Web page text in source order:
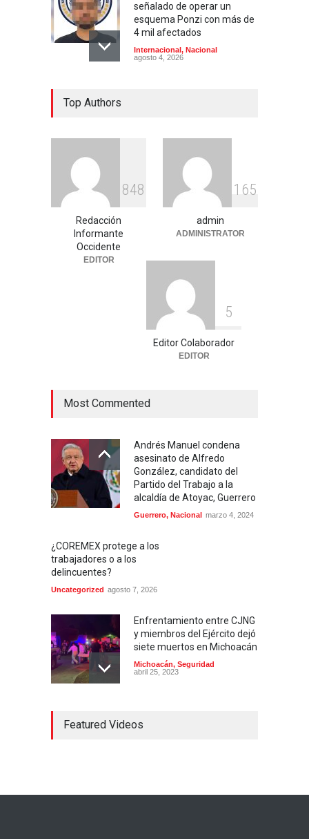
señalado de operar un
esquema Ponzi con más de
4 mil afectados
Internacional, Nacional
agosto 4, 2026
lugar y horario de la
Justicia
Nacional
agosto 3, 2026
Celia Pulido logra un hito
histórico con 11 preseas y
tres marcas récord en Santo
Top Authors
848
Redacción
Informante
Occidente
EDITOR
1 65
admin
ADMINISTRATOR
5
Editor Colaborador
EDITOR
Most Commented
Andrés Manuel condena
asesinato de Alfredo
González, candidato del
Partido del Trabajo a la
alcaldía de Atoyac, Guerrero
Guerrero, Nacional marzo 4, 2024
¿COREMEX protege a los
trabajadores o a los
delincuentes?
Uncategorized agosto 7, 2026
Enfrentamiento entre CJNG
y miembros del Ejército dejó
siete muertos en Michoacán
Michoacán, Seguridad
abril 25, 2023
contra mujeres
Featured Videos